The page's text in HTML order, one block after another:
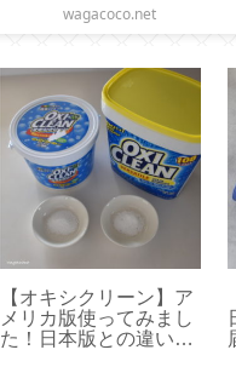
wagacoco.net
【 VAKUEN 】使いや
すいサイズはどれ？容
器と水切りトレイのサ